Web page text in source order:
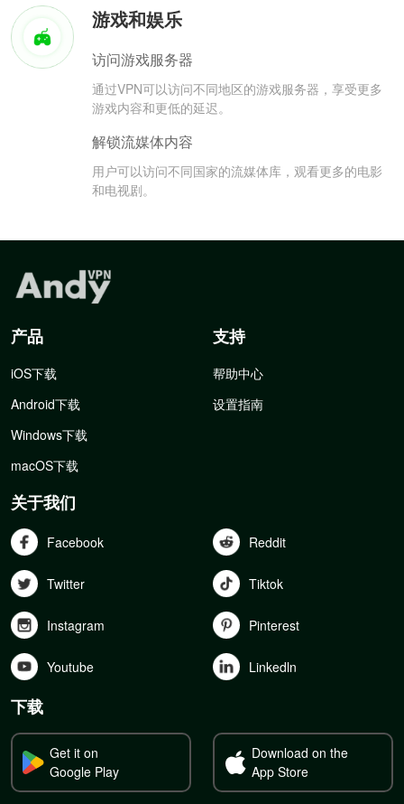
游戏和娱乐
访问游戏服务器
通过VPN可以访问不同地区的游戏服务器，享受更多
游戏内容和更低的延迟。
解锁流媒体内容
用户可以访问不同国家的流媒体库，观看更多的电影
和电视剧。
产品
iOS下载
Android下载
Windows下载
macOS下载
支持
帮助中心
设置指南
关于我们
Facebook Reddit
Twitter Tiktok
Instagram Pinterest
Youtube Linkedln
下载
Get it on
Google Play
Download on the
App Store